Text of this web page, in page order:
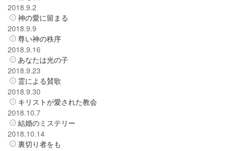
2018.9.2
神の愛に留まる
2018.9.9
尊い神の秩序
2018.9.16
あなたは光の子
2018.9.23
霊による賛歌
2018.9.30
キリストが愛された教会
2018.10.7
結婚のミステリー
2018.10.14
裏切り者をも